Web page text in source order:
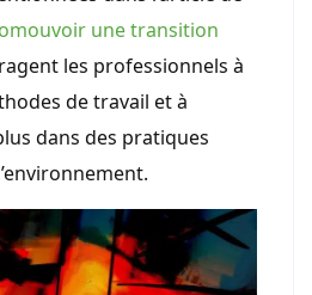
une transition
les professionnels à
de travail et à
dans des pratiques